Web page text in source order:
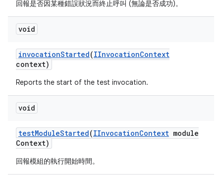
回報是否因某種錯誤狀況而終止呼叫 (無論是否成功)。
void
invocationStarted(IInvocationContext
context)
Reports the start of the test invocation.
void
testModuleStarted(IInvocationContext module
Context)
回報模組的執行開始時間。